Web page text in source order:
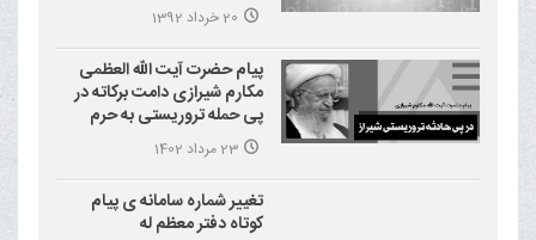
20 خرداد 1392
پیام حضرت آیت الله العظمی
مکارم شیرازی دامت برکاته در
پی حمله تروریستی به حرم
احمد بن موسی علیه السلام
(شاهچراغ)
23 مرداد 1402
تغییر شماره سامانه ی پیام
کوتاه دفتر معظم له